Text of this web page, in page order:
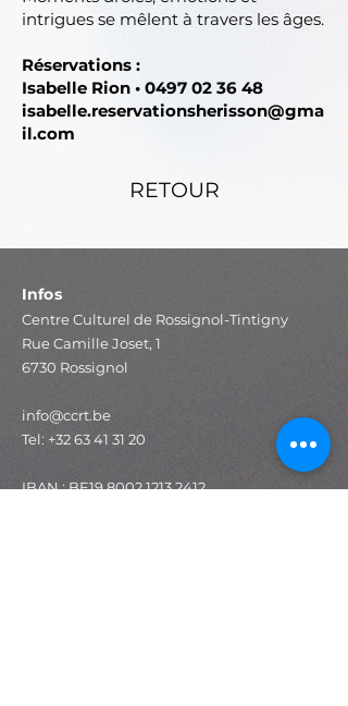
intrigues se mêlent à travers les âges.
Réservations :
Isabelle Rion • 0497 02 36 48
isabelle.reservationsherisson@gma
il.com
RETOUR
Infos
Centre Culturel de Rossignol-Tintigny
Rue Camille Joset, 1
6730 Rossignol
info@ccrt.be
Tel: +32 63 41 31 20
IBAN : BE198002 1213 2412